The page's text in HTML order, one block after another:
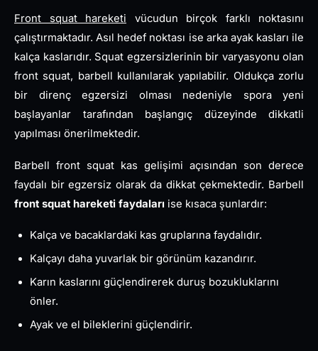
Front squat hareketi vücudun birçok farklı noktasını
çalıştırmaktadır. Asıl hedef noktası ise arka ayak kasları ile
kalça kaslarıdır. Squat egzersizlerinin bir varyasyonu olan
front squat, barbell kullanılarak yapılabilir. Oldukça zorlu
bir direnç egzersizi olması nedeniyle spora yeni
başlayanlar tarafından başlangıç düzeyinde dikkatli
yapılması önerilmektedir.
Barbell front squat kas gelişimi açısından son derece
faydalı bir egzersiz olarak da dikkat çekmektedir. Barbell
front squat hareketi faydaları ise kısaca şunlardır:
Kalça ve bacaklardaki kas gruplarına faydalıdır.
Kalçayı daha yuvarlak bir görünüm kazandırır.
Karın kaslarını güçlendirerek duruş bozukluklarını
önler.
Ayak ve el bileklerini güçlendirir.